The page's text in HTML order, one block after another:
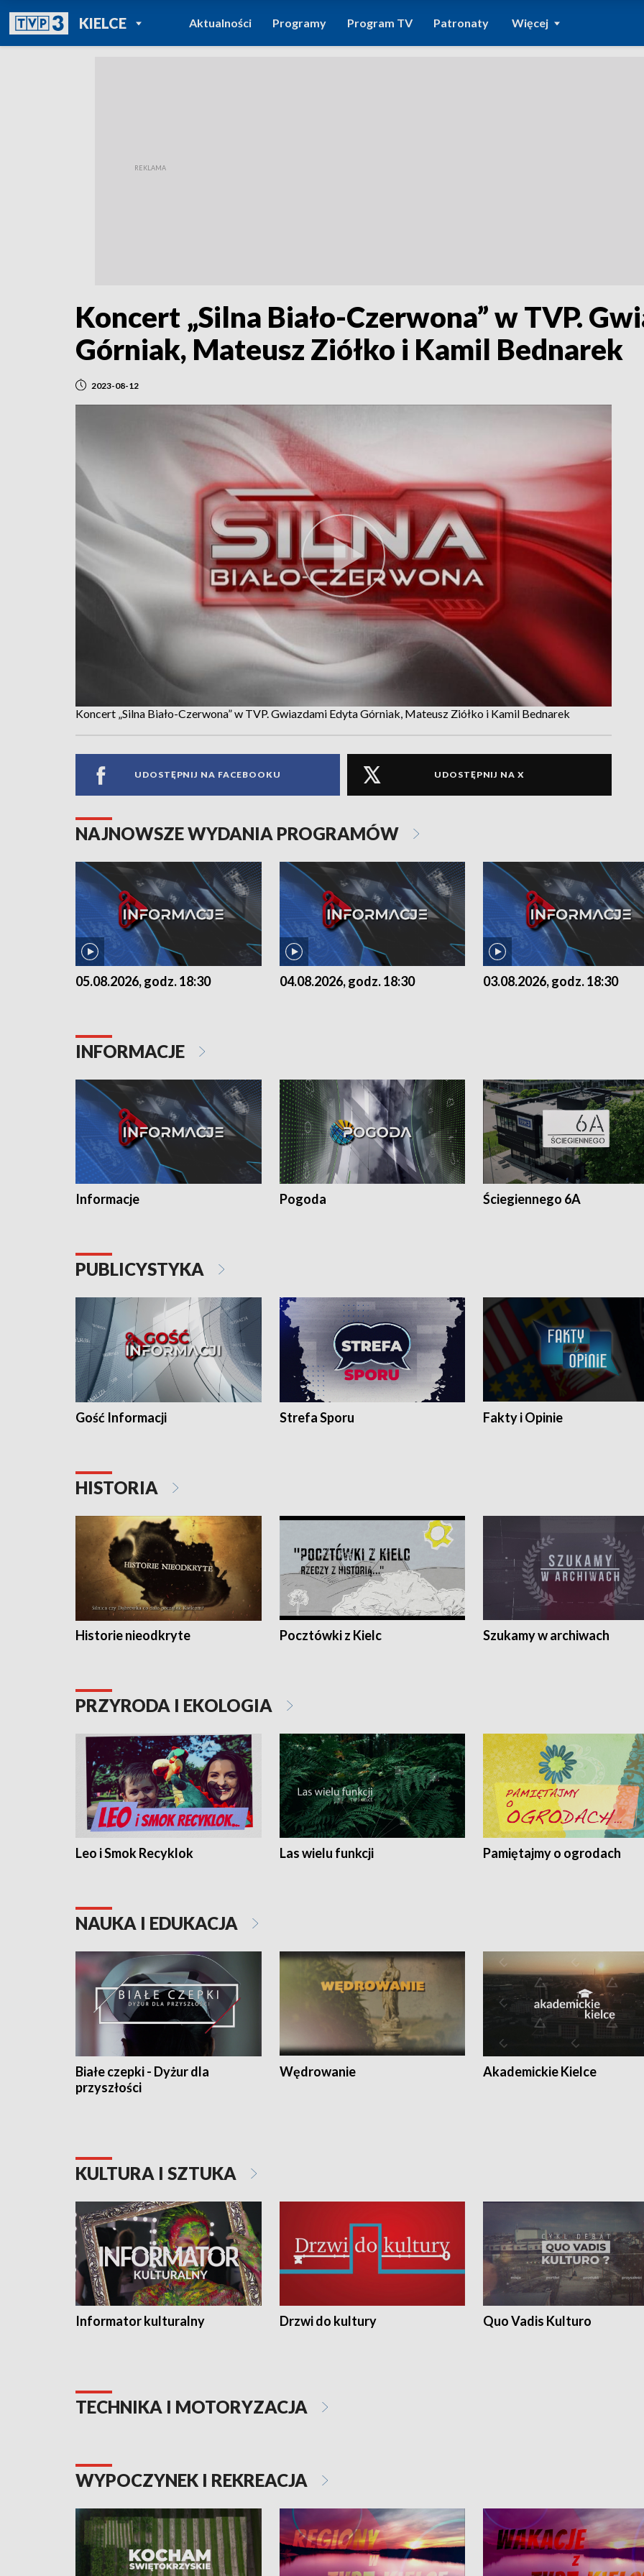
KIELCEPOWRÓT DO
TVP REGIONY
Aktualności Programy Program TV Patronaty Więcej
Koncert „Silna Biało-Czerwona” w TVP.
Górniak, Mateusz Ziółko i Kamil Bednarek
2023-08-12
Koncert „Silna Biało-Czerwona” w TVP. Gwiazdami Edyta Górniak, Mateusz Ziółko i Kamil Bednarek
UDOSTĘPNIJ NA FACEBOOKU UDOSTĘPNIJ NA X
NAJNOWSZE WYDANIA PROGRAMÓW
05.08.2026, godz. 18:30 04.08.2026, godz. 18:30 03.08.2026, godz. 18:30
INFORMACJE
Informacje Pogoda Ściegiennego 6A
PUBLICYSTYKA
Gość Informacji Strefa Sporu Fakty i Opinie
HISTORIA
Historie nieodkryte Pocztówki z Kielc Szukamy w archiwach
PRZYRODA I EKOLOGIA
Leo i Smok Recyklok Las wielu funkcji Pamiętajmy o ogrodach
NAUKA I EDUKACJA
Białe czepki - Dyżur dla
przyszłości
Wędrowanie Akademickie Kielce
KULTURA I SZTUKA
Informator kulturalny Drzwi do kultury Quo Vadis Kulturo
TECHNIKA I MOTORYZACJA
WYPOCZYNEK I REKREACJA